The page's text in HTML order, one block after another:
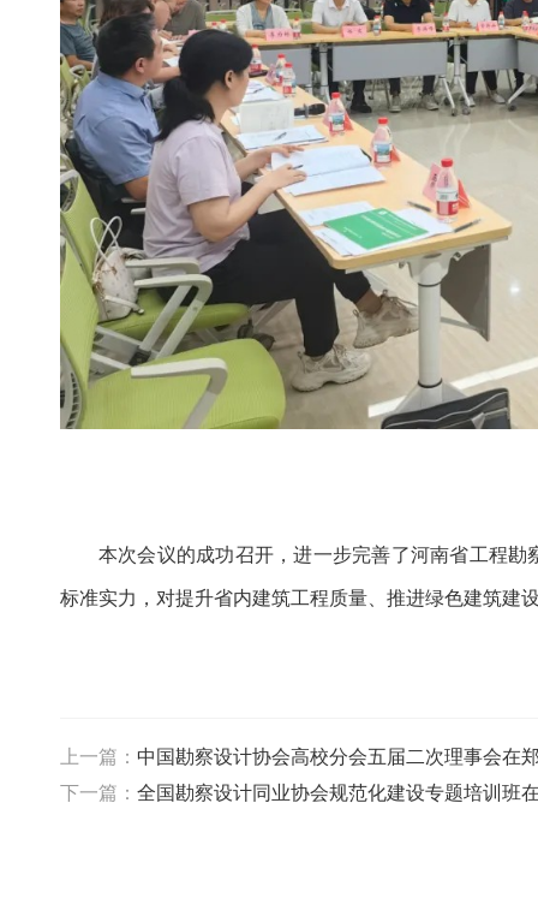
本次会议的成功召开，进一步完善了河南省工程
标准实力，对提升省内建筑工程质量、推进绿色建筑建
上一篇： 中国勘察设计协会高校分会五届二次理事会在
下一篇： 全国勘察设计同业协会规范化建设专题培训班